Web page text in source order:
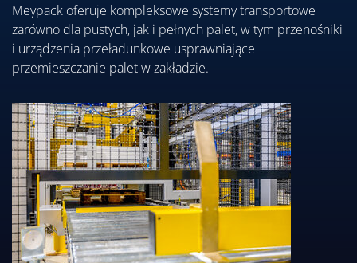
Meypack oferuje kompleksowe systemy transportowe
zarówno dla pustych, jak i pełnych palet, w tym przenośniki
i urządzenia przeładunkowe usprawniające
przemieszczanie palet w zakładzie.